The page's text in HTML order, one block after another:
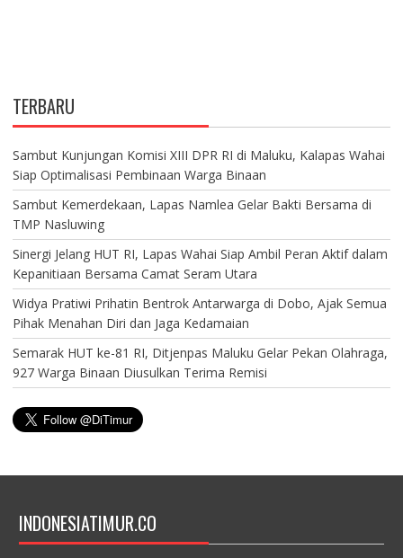
TERBARU
Sambut Kunjungan Komisi XIII DPR RI di Maluku, Kalapas Wahai
Siap Optimalisasi Pembinaan Warga Binaan
Sambut Kemerdekaan, Lapas Namlea Gelar Bakti Bersama di
TMP Nasluwing
Sinergi Jelang HUT RI, Lapas Wahai Siap Ambil Peran Aktif dalam
Kepanitiaan Bersama Camat Seram Utara
Widya Pratiwi Prihatin Bentrok Antarwarga di Dobo, Ajak Semua
Pihak Menahan Diri dan Jaga Kedamaian
Semarak HUT ke-81 RI, Ditjenpas Maluku Gelar Pekan Olahraga,
927 Warga Binaan Diusulkan Terima Remisi
INDONESIATIMUR.CO